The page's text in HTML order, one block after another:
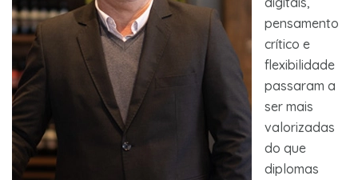
pensamento
crítico e
flexibilidade
passaram a
ser mais
valorizadas
do que
diplomas